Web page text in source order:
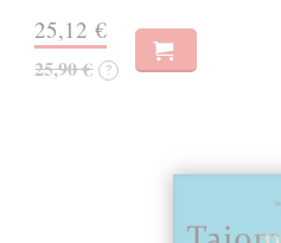
25,12 €
25,90 € ?